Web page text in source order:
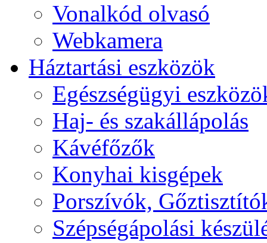
Vonalkód olvasó
Webkamera
Háztartási eszközök
Egészségügyi
Haj- és szakállápolás
Kávéfőzők
Konyhai kisgépek
Porszívók,
Szépségápolási